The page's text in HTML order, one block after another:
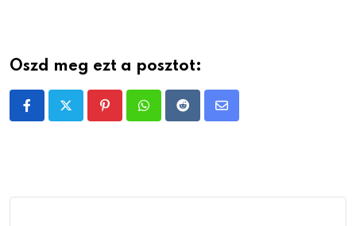
Oszd meg ezt a posztot:
PinterestWhatsappRedditShare